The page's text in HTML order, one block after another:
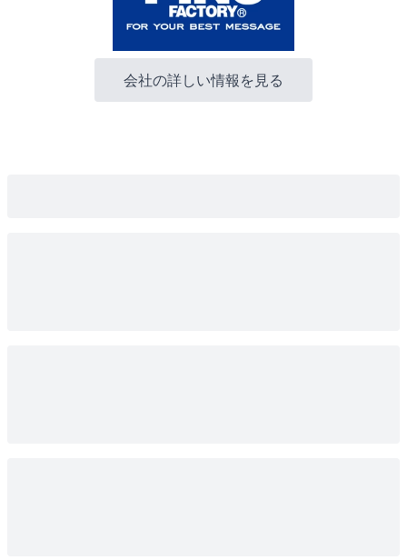
会社の詳しい情報を見る